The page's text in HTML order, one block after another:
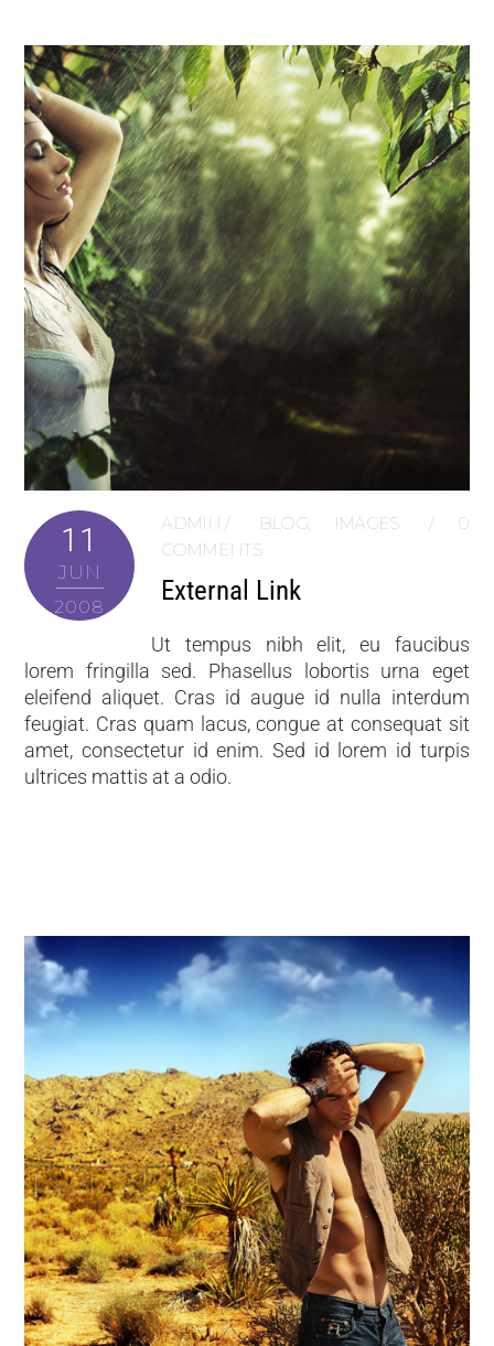
11
JUN
2008
ADMIN BLOG IMAGES
0
COMMENTS
External Link
Ut tempus nibh elit, eu faucibus
lorem fringilla sed. Phasellus lobortis urna eget
eleifend aliquet. Cras id augue id nulla interdum
feugiat. Cras quam lacus, congue at consequat sit
amet, consectetur id enim. Sed id lorem id turpis
ultrices mattis at a odio.